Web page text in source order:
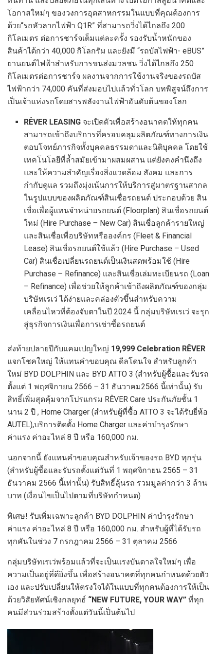
โอกาสใหม่ๆ ของวงการอุตสาหกรรมในแบบที่คุณต้องการ
ด้วย“รถหัวลากไฟฟ้า Q1R” ที่สามารถวิ่งได้ไกลถึง 200
กิโลเมตร ต่อการชาร์จเต็มแต่ละครั้ง รองรับน้ำหนักของ
สินค้าได้กว่า 40,000 กิโลกรัม และยังมี “รถบัสไฟฟ้า- eBUS”
ยานยนต์ไฟฟ้าสำหรับการขนส่งมวลชน วิ่งได้ไกลถึง 250
กิโลเมตรต่อการชาร์จ ผลงานจากการใช้งานจริงของรถบัส
ไฟฟ้ากว่า 74,000 คันที่ส่งมอบไปแล้วทั่วโลก บทพิสูจน์ถึงการ
เป็นเจ้าแห่งรถโดยสารพลังงานไฟฟ้าอันดับต้นของโลก
RÊVER LEASING จะเปิดตัวเพื่อสร้างอนาคตให้ทุกคน
สามารถเข้าถึงบริการที่ครอบคลุมผลิตภัณฑ์ทางการเงิน
ตอบโจทย์ภารกิจทั้งบุคคลธรรมดาและนิติบุคคล โดยใช้
เทคโนโลยีที่ล้ำสมัยเข้ามาผสมผสาน แต่ยังคงคำนึงถึง
และให้ความสำคัญเรื่องสิ่งแวดล้อม สังคม และการ
กำกับดูแล รวมถึงมุ่งเน้นการให้บริการสู่มาตรฐานสากล
ในรูปแบบของผลิตภัณฑ์สินเชื่อรถยนต์ ประกอบด้วย สิน
เชื่อเพื่อผู้แทนจำหน่ายรถยนต์ (Floorplan) สินเชื่อรถยนต์
ใหม่ (Hire Purchase – New Car) สินเชื่อลูกค้ารายใหญ่
และสินเชื่อเพื่อบริษัทหรือองค์กร (Fleet & Financial
Lease) สินเชื่อรถยนต์ใช้แล้ว (Hire Purchase – Used
Car) สินเชื่อเปลี่ยนรถยนต์เป็นเงินสดพร้อมใช้ (Hire
Purchase – Refinance) และสินเชื่อเล่มทะเบียนรถ (Loan
– Refinance) เพื่อช่วยให้ลูกค้าเข้าถึงผลิตภัณฑ์ของกลุ่ม
บริษัทเรเว่ ได้ง่ายและคล่องตัวขึ้นสำหรับความ
เคลื่อนไหวที่ต้องจับตาในปี 2024 นี้ กลุ่มบริษัทเรเว่ จะรุก
สู่ธุรกิจการเงินเพื่อการเช่าซื้อรถยนต์
ส่งท้ายปลายปีกับแคมเปญใหญ่ 19,999 Celebration RÊVER
แจกโชคใหญ่ ให้แทนคำขอบคุณ ดีลโดนใจ สำหรับลูกค้า
ใหม่ BYD DOLPHIN และ BYD ATTO 3 (สำหรับผู้ซื้อและรับรถ
ตั้งแต่ 1 พฤศจิกายน 2566 – 31 ธันวาคม2566 นี้เท่านั้น) รับ
สิทธิ์เพิ่มสุดคุ้มจากโปรแกรม RÊVER Care ประกันภัยชั้น 1
นาน 2 ปี , Home Charger (สำหรับผู้ที่ซื้อ ATTO 3 จะได้รับยี่ห้อ
AUTEL),บริการติดตั้ง Home Charger และค่าบำรุงรักษา
ค่าแรง ค่าอะไหล่ 8 ปี หรือ 160,000 กม.
นอกจากนี้ ยังแทนคำขอบคุณสำหรับเจ้าของรถ BYD ทุกรุ่น
(สำหรับผู้ซื้อและรับรถตั้งแต่วันที่ 1 พฤศจิกายน 2565 – 31
ธันวาคม 2566 นี้เท่านั้น) รับสิทธิ์ลุ้นรถ รวมมูลค่ากว่า 3 ล้าน
บาท (เงื่อนไขเป็นไปตามที่บริษัทกำหนด)
พิเศษ! รับเพิ่มเฉพาะลูกค้า BYD DOLPHIN ค่าบำรุงรักษา
ค่าแรง ค่าอะไหล่ 8 ปี หรือ 160,000 กม. สำหรับผู้ที่ได้รับรถ
ทุกคันในช่วง 7 กรกฎาคม 2566 – 31 ตุลาคม 2566
กลุ่มบริษัทเรเว่พร้อมแล้วที่จะเป็นแรงบันดาลใจใหม่ๆ เพื่อ
ความเป็นอยู่ที่ดียิ่งขึ้น เพื่อสร้างอนาคตที่ทุกคนกำหนดด้วยตัว
เอง และปรับเปลี่ยนให้ตรงใจได้ในแบบที่ทุกคนต้องการให้เป็น
ด้วยวิสัยทัศน์เชิงกลยุทธ์ “NEW FUTURE, YOUR WAY” ที่ทุก
คนมีส่วนร่วมสร้างตั้งแต่วันนี้เป็นต้นไป